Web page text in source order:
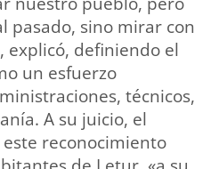
pasado, sino mirar con
explicó, definiendo el
un esfuerzo
técnicos,
A su juicio, el
reconocimiento